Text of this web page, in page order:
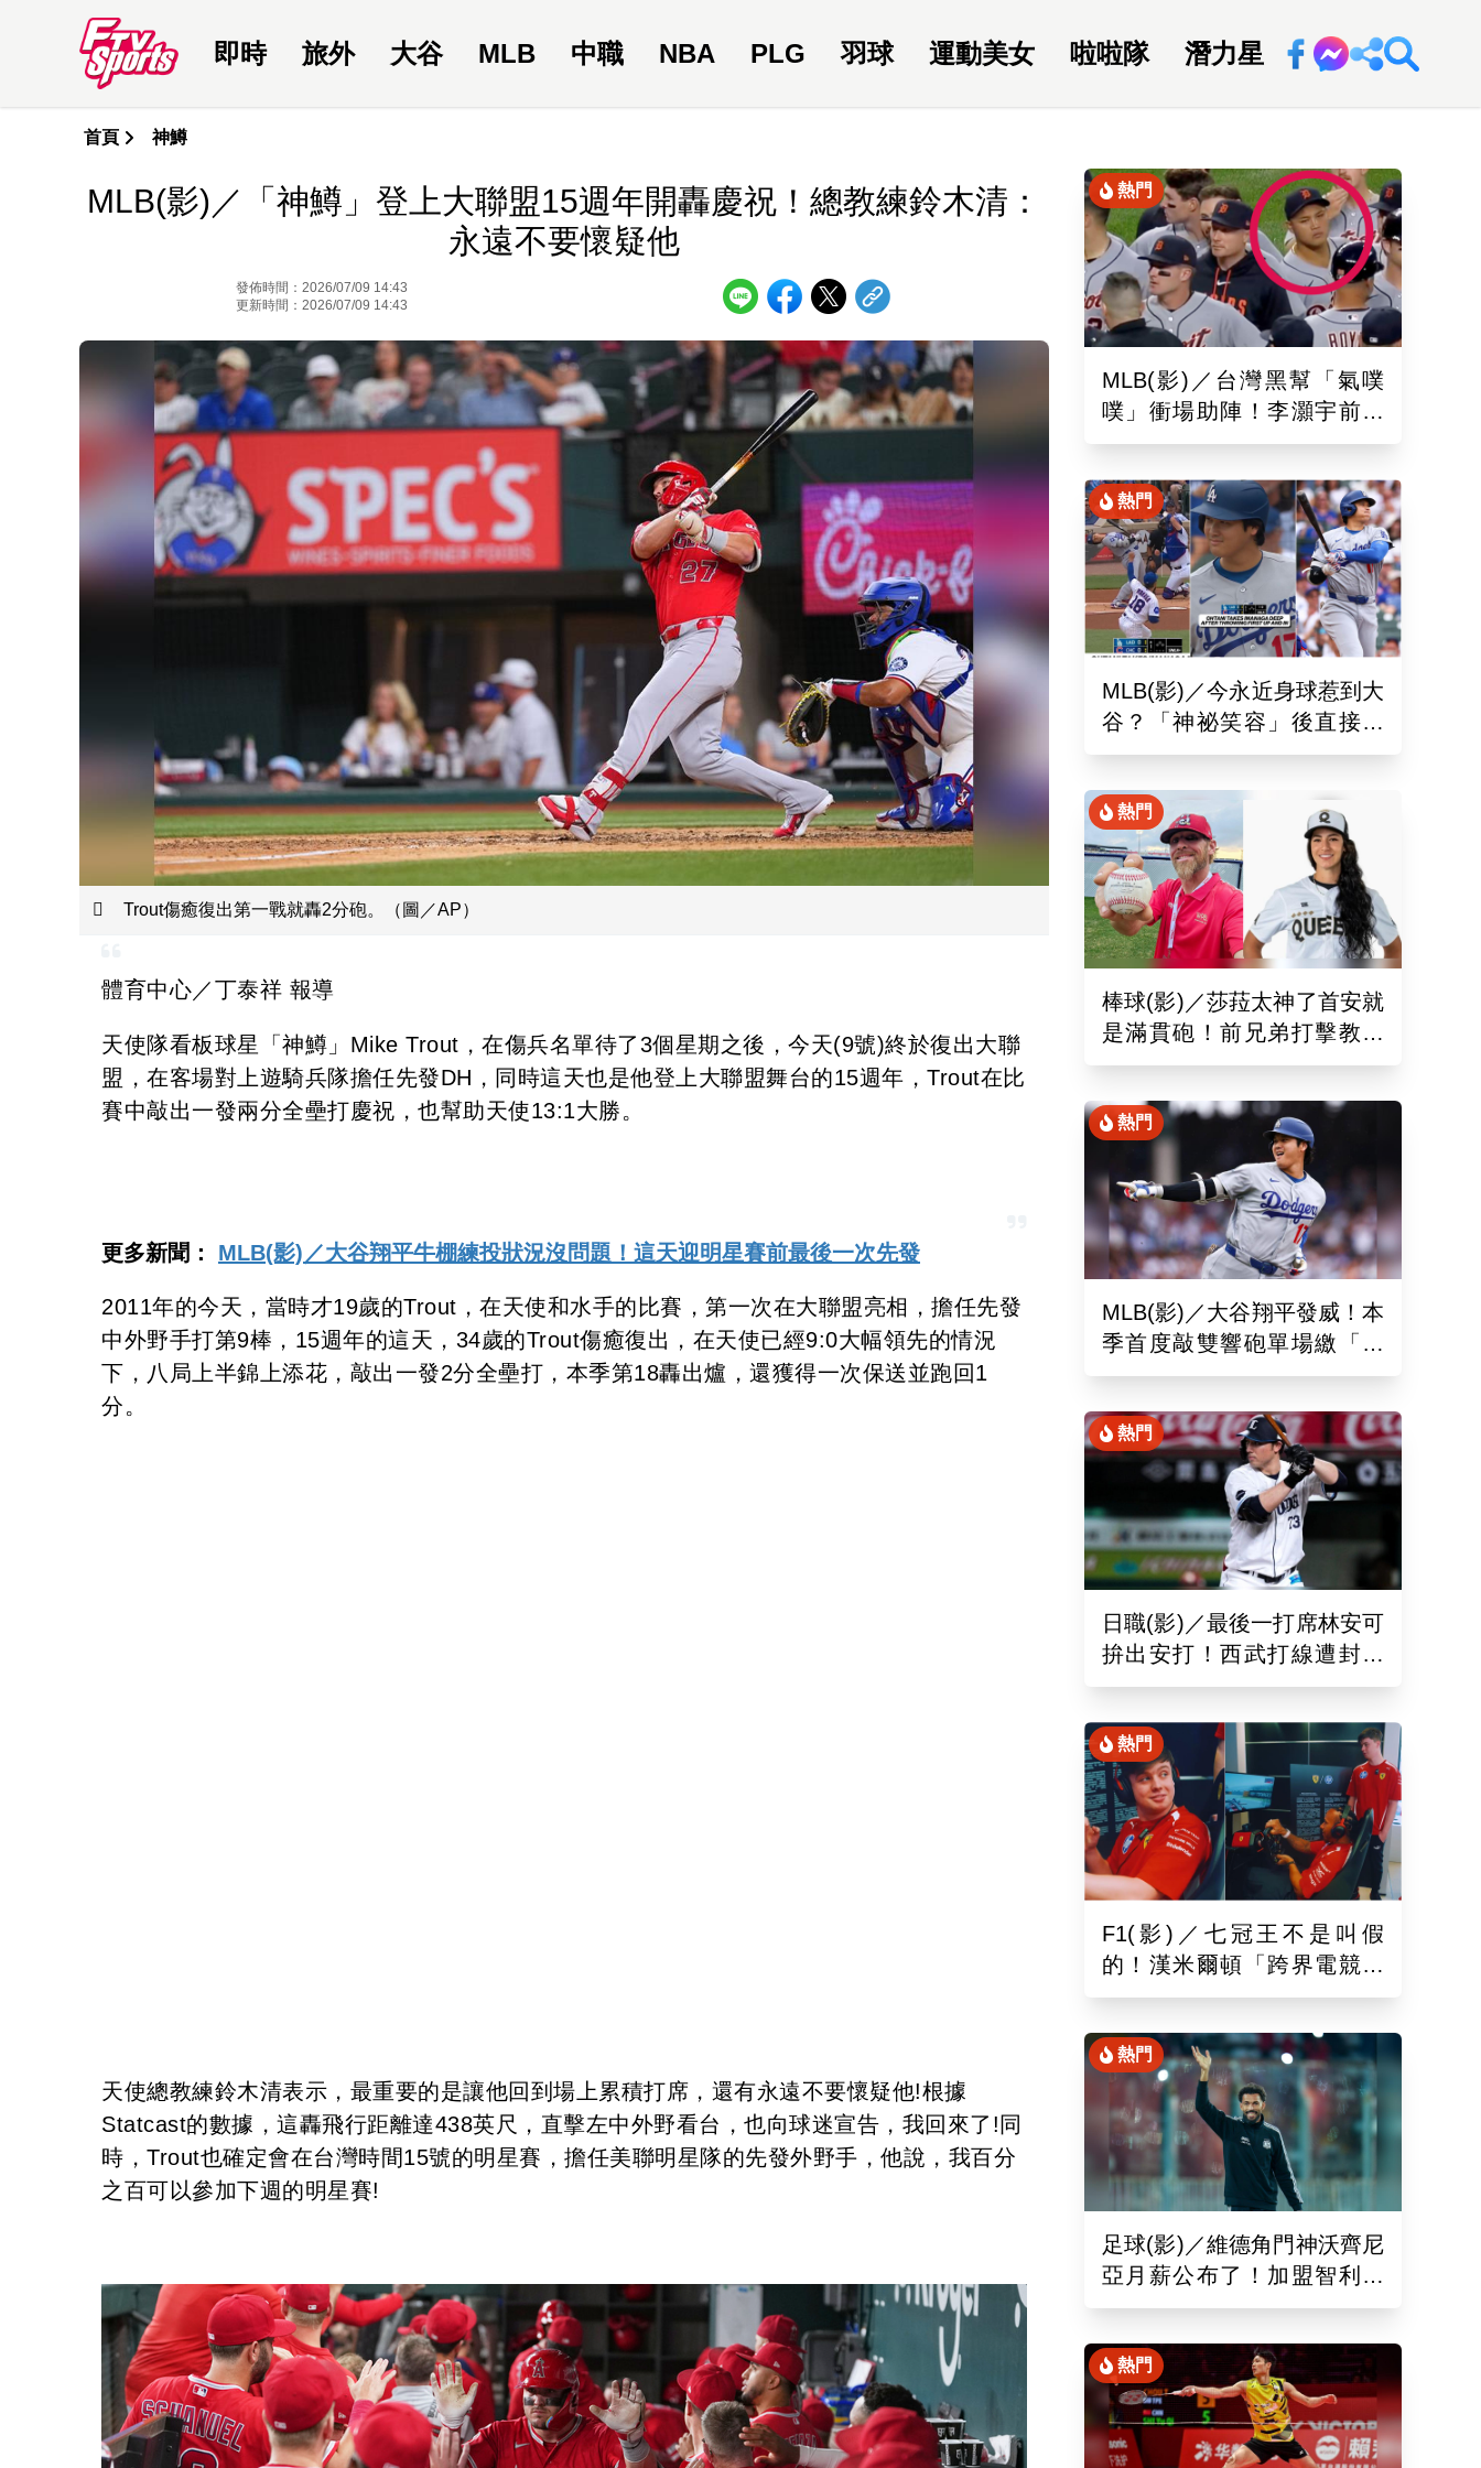
即時 旅外 大谷 MLB 中職 NBA PLG 羽球 運動美女 啦啦隊 潛力星 回新聞網
首頁 神鱒
MLB(影)／「神鱒」登上大聯盟15週年開轟慶祝！總教練鈴木清：
永遠不要懷疑他
發佈時間：2026/07/09 14:43
更新時間：2026/07/09 14:43
Trout傷癒復出第一戰就轟2分砲。（圖／AP）
體育中心／丁泰祥 報導
天使隊看板球星「神鱒」Mike Trout，在傷兵名單待了3個星期之後，今天(9號)終於復出大聯
盟，在客場對上遊騎兵隊擔任先發DH，同時這天也是他登上大聯盟舞台的15週年，Trout在比
賽中敲出一發兩分全壘打慶祝，也幫助天使13:1大勝。
更多新聞： MLB(影)／大谷翔平牛棚練投狀況沒問題！這天迎明星賽前最後一次先發
2011年的今天，當時才19歲的Trout，在天使和水手的比賽，第一次在大聯盟亮相，擔任先發
中外野手打第9棒，15週年的這天，34歲的Trout傷癒復出，在天使已經9:0大幅領先的情況
下，八局上半錦上添花，敲出一發2分全壘打，本季第18轟出爐，還獲得一次保送並跑回1
分。
天使總教練鈴木清表示，最重要的是讓他回到場上累積打席，還有永遠不要懷疑他!根據
Statcast的數據，這轟飛行距離達438英尺，直擊左中外野看台，也向球迷宣告，我回來了!同
時，Trout也確定會在台灣時間15號的明星賽，擔任美聯明星隊的先發外野手，他說，我百分
之百可以參加下週的明星賽!
熱門
MLB(影)／台灣黑幫「氣噗
噗」衝場助陣！李灝宇前輩
遭觸身球「引爆大場面」
熱門
MLB(影)／今永近身球惹到大
谷？「神祕笑容」後直接開
轟 日球迷：這笑壓迫感太
熱門
棒球(影)／莎菈太神了首安就
是滿貫砲！前兄弟打擊教練
締造美國女子職棒聯盟紀錄
熱門
MLB(影)／大谷翔平發威！本
季首度敲雙響砲單場繳「猛
打賞」！道奇依舊苦吞6連敗
熱門
日職(影)／最後一打席林安可
拚出安打！西武打線遭封鎖
0：8不敵羅德吞2連敗
熱門
F1(影)／七冠王不是叫假
的！漢米爾頓「跨界電競」
狂飆 創最速成績職業選手
熱門
足球(影)／維德角門神沃齊尼
亞月薪公布了！加盟智利豪
門還讓聯盟破例改規定
熱門